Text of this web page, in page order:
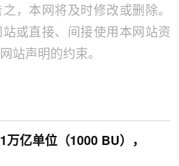
，本网将及时修改或删除。
或直接、间接使用本网站资
站声明的约束。
亿单位（1000 BU），